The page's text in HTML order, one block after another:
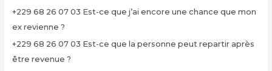
+229 68 26 07 03 Est-ce que j’ai encore une chance que mon
ex revienne ?
+229 68 26 07 03 Est-ce que la personne peut repartir après
être revenue ?